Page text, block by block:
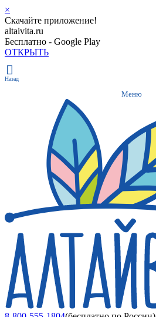
×
Скачайте приложение!
altaivita.ru
Бесплатно - Google Play
ОТКРЫТЬ
Назад
Меню